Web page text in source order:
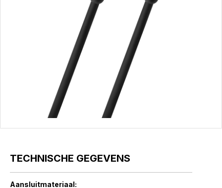
TECHNISCHE GEGEVENS
Aansluitmateriaal: